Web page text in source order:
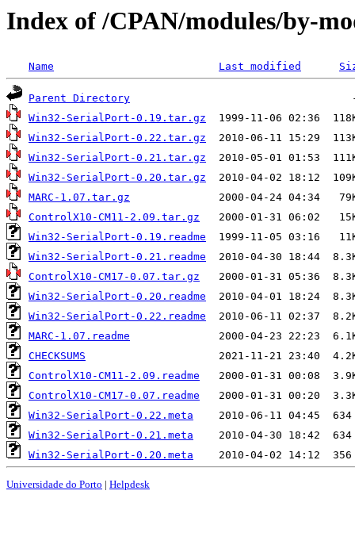
Index of /CPAN/modules/by-
Name Last modified
Parent Directory
Win32-SerialPort-0.19.tar.gz
Win32-SerialPort-0.22.tar.gz
Win32-SerialPort-0.21.tar.gz
Win32-SerialPort-0.20.tar.gz
MARC-1.07.tar.gz
ControlX10-CM11-2.09.tar.gz
Win32-SerialPort-0.19.readme
Win32-SerialPort-0.21.readme
ControlX10-CM17-0.07.tar.gz
Win32-SerialPort-0.20.readme
Win32-SerialPort-0.22.readme
MARC-1.07.readme
CHECKSUMS
ControlX10-CM11-2.09.readme
ControlX10-CM17-0.07.readme
Win32-SerialPort-0.22.meta
Win32-SerialPort-0.21.meta
Win32-SerialPort-0.20.meta
Universidade do Porto | Helpdesk